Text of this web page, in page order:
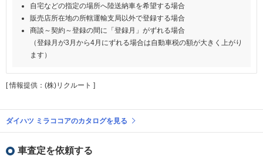
自宅などの指定の場所へ陸送納車を希望する場合
販売店所在地の所轄運輸支局以外で登録する場合
商談～契約～登録の間に「登録月」がずれる場合
（登録月が3月から4月にずれる場合は自動車税の額が大きく上がり
ます）
[ 情報提供：(株)リクルート ]
ダイハツ ミラココアのカタログを見る
車査定を依頼する